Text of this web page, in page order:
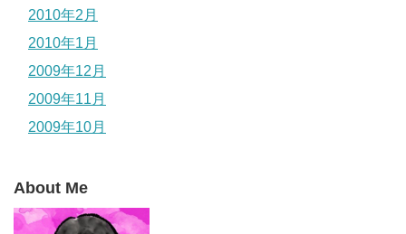
2010年2月
2010年1月
2009年12月
2009年11月
2009年10月
About Me